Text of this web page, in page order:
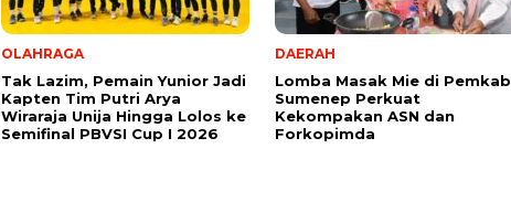
OLAHRAGA
Tak Lazim, Pemain Yunior Jadi
Kapten Tim Putri Arya
Wiraraja Unija Hingga Lolos ke
Semifinal PBVSI Cup I 2026
DAERAH
Lomba Masak Mie di Pemkab
Sumenep Perkuat
Kekompakan ASN dan
Forkopimda